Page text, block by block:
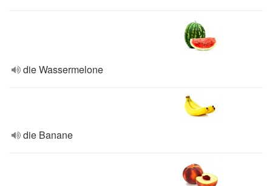
die Wassermelone
die Banane